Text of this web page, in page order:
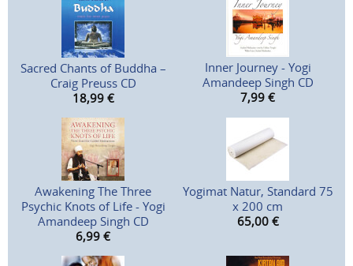
Sacred Chants of Buddha –
Craig Preuss CD
18,99 €
Inner Journey - Yogi
Amandeep Singh CD
7,99 €
Awakening The Three
Psychic Knots of Life - Yogi
Amandeep Singh CD
6,99 €
Yogimat Natur, Standard 75
x 200 cm
65,00 €